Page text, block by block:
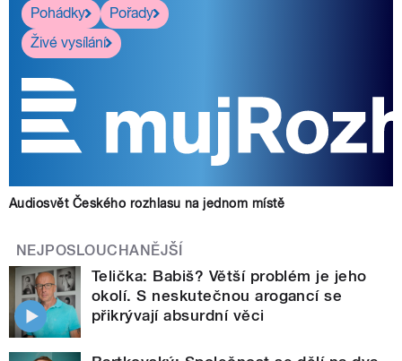
Pohádky
Pořady
Živé vysílání
Audiosvět Českého rozhlasu na jednom místě
NEJPOSLOUCHANĚJŠÍ
Telička: Babiš? Větší problém je jeho
okolí. S neskutečnou arogancí se
přikrývají absurdní věci